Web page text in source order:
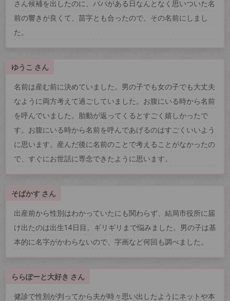
さん候補を出したのに、パパがある日なんとなく思いついた名
前の響きが良くて、苗字とも合ったので、その名前にしまし
た。
ゆうこ さん
名前は産む前に決めていました。男の子でも女の子でも大丈夫
なように両方考えて過ごしていました。お腹にいる時から名前
を呼んでいました。胎動が返ってくるとすごく嬉しかったで
す。お腹にいる時から名前を呼んであげるのはすごくいいよう
に思います。産んだ後に名前のことで考えることがなかったの
で、すぐにお世話に専念できたように思います。
そばかす さん
出産前から性別はわかっていたにも関わらず、結局市役所に届
け出たのは出生14日目。ギリギリまで悩みました。男の子は基
本的に名字がかわらないので、字画など何回も調べました。
ららぽーと大好き さん
健診で性別が判ってから夫が時々思い出したようにネットや本